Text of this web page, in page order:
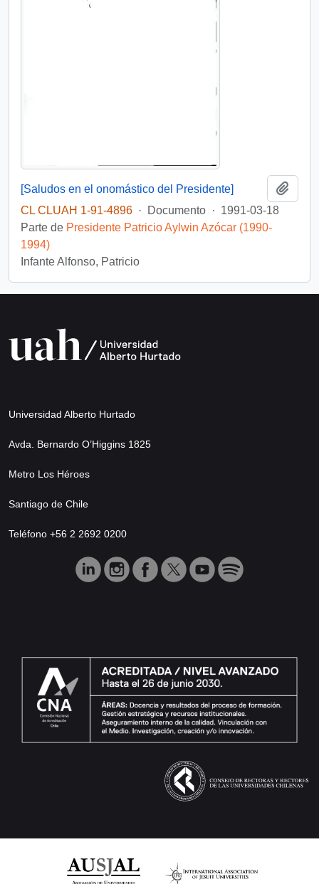
[Saludos en el onomástico del Presidente]
CL CLUAH 1-91-4896 · Documento · 1991-03-18
Parte de Presidente Patricio Aylwin Azócar (1990-
1994)
Infante Alfonso, Patricio
Universidad Alberto Hurtado
Avda. Bernardo O’Higgins 1825
Metro Los Héroes
Santiago de Chile
Teléfono +56 2 2692 0200